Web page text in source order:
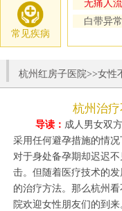
常见疾病
无痛人流
白带异常
杭州红房子医院>>女性
杭州治
导读： 成人男女双
采用任何避孕措施的情
对于身处备孕期却迟迟
击。但随着医疗技术的
的治疗方法。那么杭州
院欢迎女性朋友们的到来